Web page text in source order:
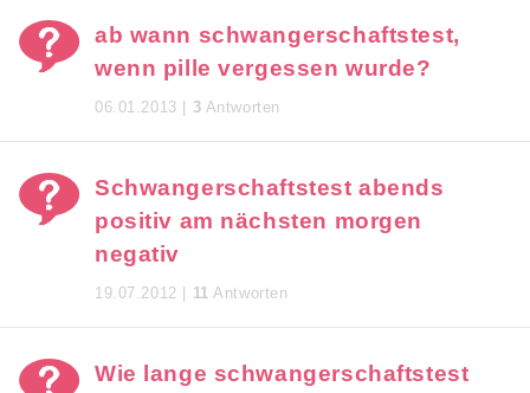
ab wann schwangerschaftstest,
wenn pille vergessen wurde?
06.01.2013 | 3 Antworten
Schwangerschaftstest abends
positiv am nächsten morgen
negativ
19.07.2012 | 11 Antworten
Wie lange schwangerschaftstest